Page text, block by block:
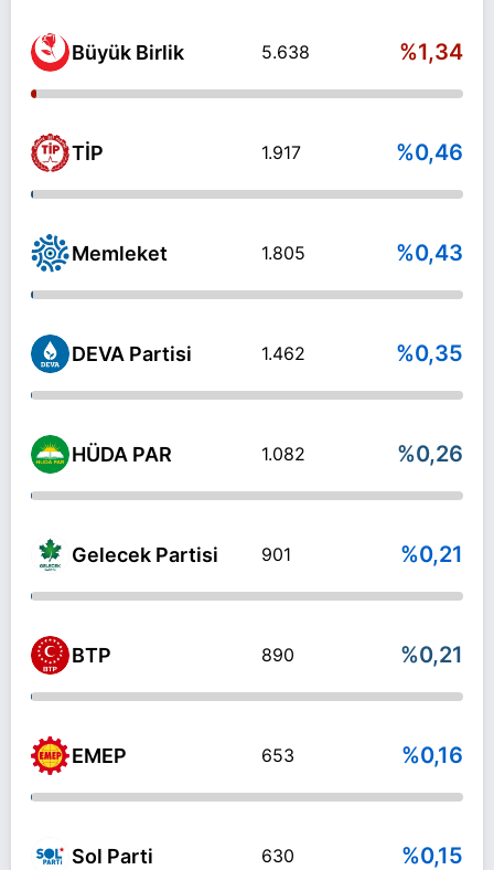
Büyük Birlik 5.638 %1,34
TİP 1.917 %0,46
Memleket 1.805 %0,43
DEVA Partisi 1.462 %0,35
HÜDA PAR 1.082 %0,26
Gelecek Partisi 901 %0,21
BTP 890 %0,21
EMEP 653 %0,16
Sol Parti 630 %0,15